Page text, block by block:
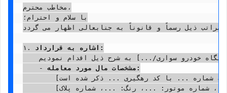
مخاطب محترم،
با سلام و احترام؛
مدنی، مراتب ذیل رسماً و قانوناً به جنابعالی اظهار می گردد:
۱.
اشاره به قرارداد:
    -
مشخصات مال مورد معامله: